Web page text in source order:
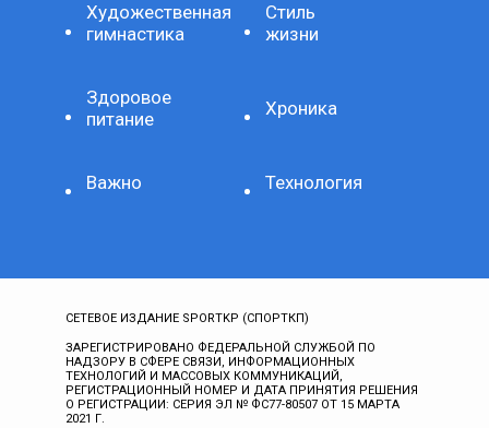
Художественная
гимнастика
Стиль
жизни
Здоровое
питание
Хроника
Важно Технология
СЕТЕВОЕ ИЗДАНИЕ SPORTKP (СПОРТКП)
ЗАРЕГИСТРИРОВАНО ФЕДЕРАЛЬНОЙ СЛУЖБОЙ ПО
НАДЗОРУ В СФЕРЕ СВЯЗИ, ИНФОРМАЦИОННЫХ
ТЕХНОЛОГИЙ И МАССОВЫХ КОММУНИКАЦИЙ,
РЕГИСТРАЦИОННЫЙ НОМЕР И ДАТА ПРИНЯТИЯ РЕШЕНИЯ
О РЕГИСТРАЦИИ: СЕРИЯ ЭЛ № ФС77-80507 ОТ 15 МАРТА
2021 Г.